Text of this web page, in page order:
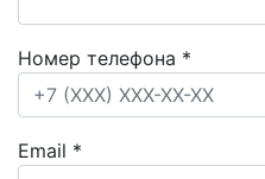
Номер телефона *
Email *